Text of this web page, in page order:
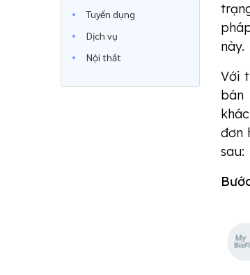
Tuyển dụng
Dịch vụ
Nội thất
này.
Với
bán
đơn
sau: